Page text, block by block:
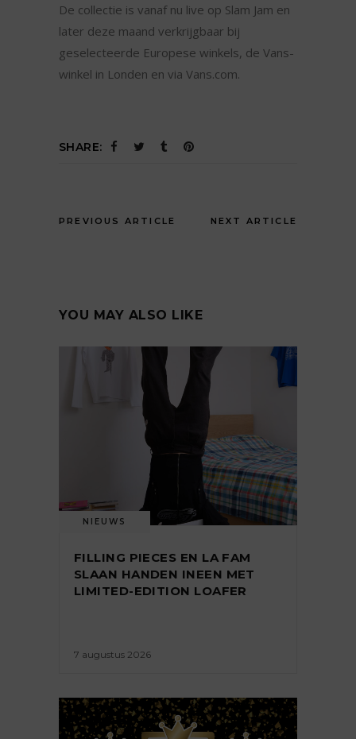
De collectie is vanaf nu live op Slam Jam en
later deze maand verkrijgbaar bij
geselecteerde Europese winkels, de Vans-
winkel in Londen en via Vans.com.
SHARE:
PREVIOUS ARTICLE NEXT ARTICLE
YOU MAY ALSO LIKE
NIEUWS
FILLING PIECES EN LA FAM
SLAAN HANDEN INEEN MET
LIMITED-EDITION LOAFER
7 augustus 2026